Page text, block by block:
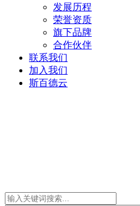
发展历程
荣誉资质
旗下品牌
合作伙伴
联系我们
加入我们
斯百德云